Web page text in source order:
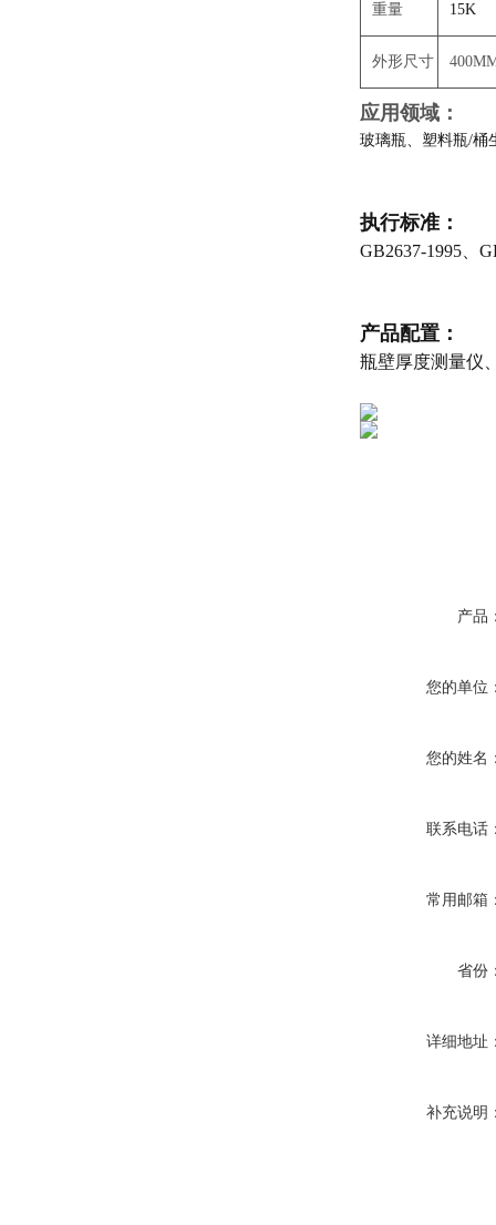
重量 15K
外形尺寸
应用领域：
玻璃瓶、塑料瓶/桶
执行标准：
GB2637-1995、
产品配置：
瓶壁厚度测量仪
产品
您的单位
您的姓名
联系电话
常用邮箱
省份
详细地址
补充说明